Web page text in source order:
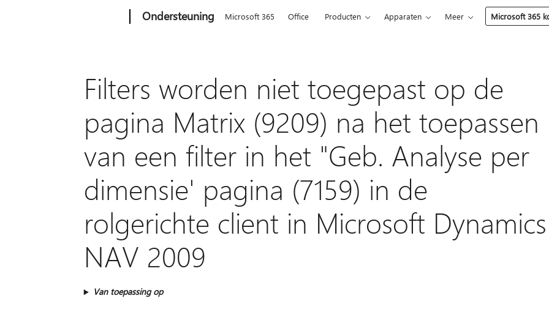
Ondersteuning Microsoft 365 Office Producten Apparaten Meer Microsoft 365
Filters worden niet toegepast op de
pagina Matrix (9209) na het toepassen
van een filter in het "Geb. Analyse per
dimensie' pagina (7159) in de
rolgerichte client in Microsoft Dynamics
NAV 2009
Van toepassing op